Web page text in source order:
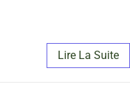
Lire La Suite